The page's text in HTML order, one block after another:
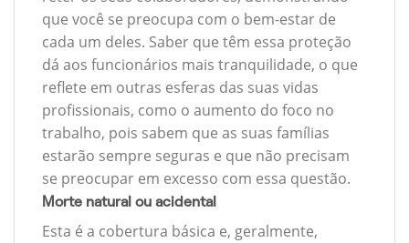
que você se preocupa com o bem-estar de
cada um deles. Saber que têm essa proteção
dá aos funcionários mais tranquilidade, o que
reflete em outras esferas das suas vidas
profissionais, como o aumento do foco no
trabalho, pois sabem que as suas famílias
estarão sempre seguras e que não precisam
se preocupar em excesso com essa questão.
Morte natural ou acidental
Esta é a cobertura básica e, geralmente,